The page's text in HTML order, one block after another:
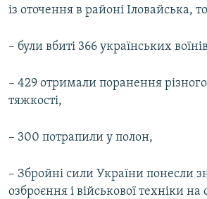
із оточення в районі Іловайська,
– були вбиті 366 українських
– 429 отримали поранення
тяжкості,
– 300 потрапили у полон,
– Збройні сили України понесли
озброєння і військової техніки